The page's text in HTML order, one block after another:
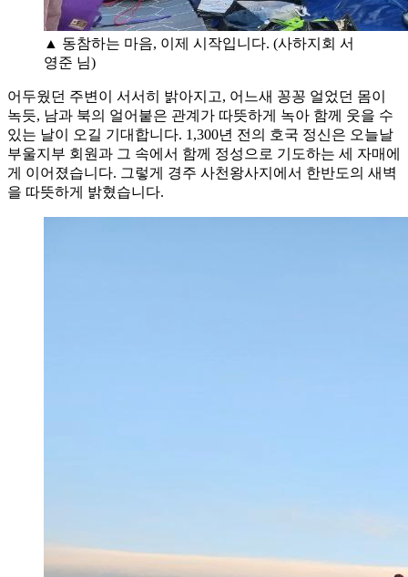
▲ 동참하는 마음, 이제 시작입니다. (사하지회 서
영준 님)
어두웠던 주변이 서서히 밝아지고, 어느새 꽁꽁 얼었던 몸이
녹듯, 남과 북의 얼어붙은 관계가 따뜻하게 녹아 함께 웃을 수
있는 날이 오길 기대합니다. 1,300년 전의 호국 정신은 오늘날
부울지부 회원과 그 속에서 함께 정성으로 기도하는 세 자매에
게 이어졌습니다. 그렇게 경주 사천왕사지에서 한반도의 새벽
을 따뜻하게 밝혔습니다.